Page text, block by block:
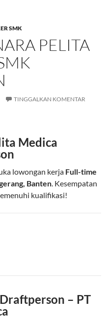
SMK
PELITA
TINGGALKAN KOMENTAR
Medica
lowongan kerja Full-time
Banten. Kesempatan
kualifikasi!
– PT